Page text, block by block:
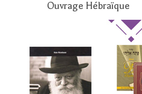
Ouvrage Hébraïque